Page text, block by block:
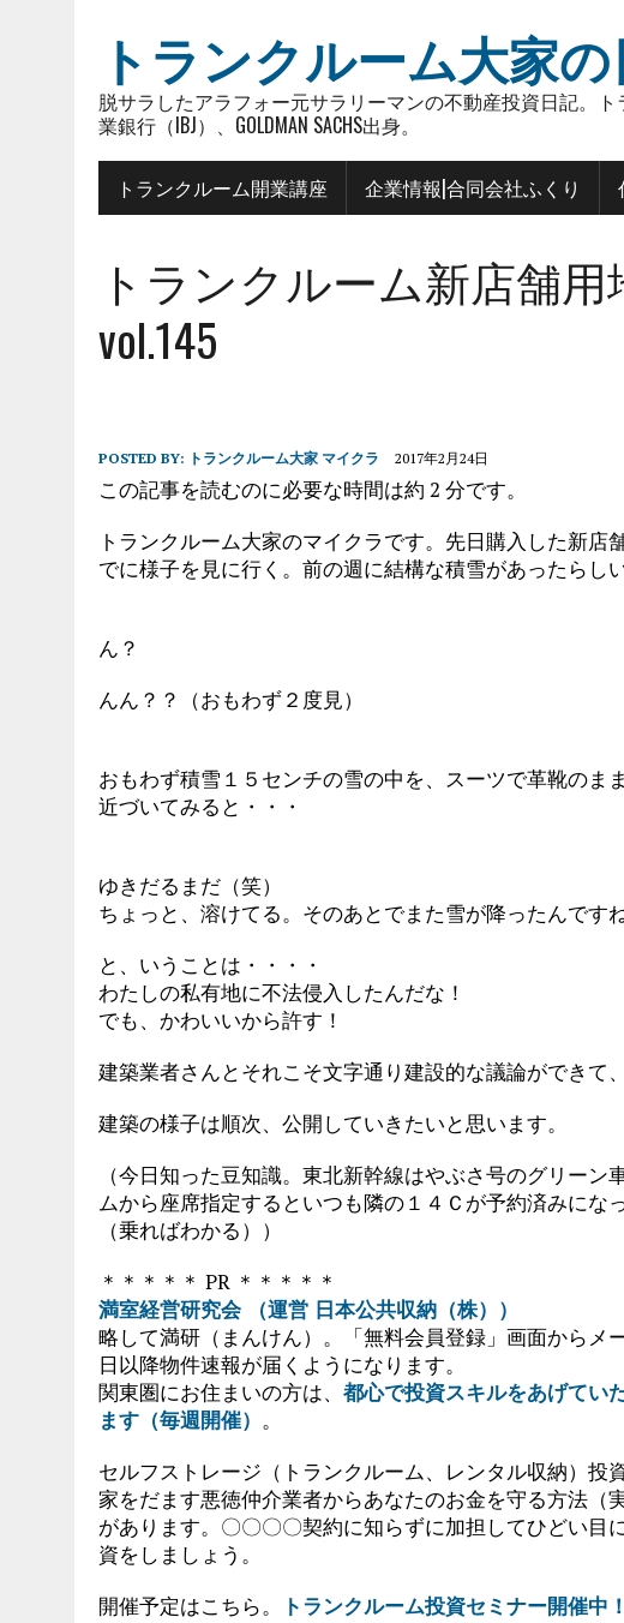
トランクルーム大家
脱サラしたアラフォー元サラリーマンの不動産投資日記。
業銀行（IBJ）、GOLDMAN SACHS出身。
トランクルーム開業講座 企業情報|合同会社ふくり
トランクルーム新店舗用
vol.145
POSTED BY: トランクルーム大家 マイクラ 2017年2月24日
この記事を読むのに必要な時間は約 2 分です。
トランクルーム大家のマイクラです。先日購入した新
でに様子を見に行く。前の週に結構な積雪があったらし
ん？
んん？？（おもわず２度見）
おもわず積雪１５センチの雪の中を、スーツで革靴のま
近づいてみると・・・
ゆきだるまだ（笑）
ちょっと、溶けてる。そのあとでまた雪が降ったんですね
と、いうことは・・・・
わたしの私有地に不法侵入したんだな！
でも、かわいいから許す！
建築業者さんとそれこそ文字通り建設的な議論ができて
建築の様子は順次、公開していきたいと思います。
（今日知った豆知識。東北新幹線はやぶさ号のグリー
ムから座席指定するといつも隣の１４Ｃが予約済みにな
（乗ればわかる））
＊＊＊＊＊ PR ＊＊＊＊＊
満室経営研究会 （運営 日本公共収納（株））
略して満研（まんけん）。「無料会員登録」画面からメ
日以降物件速報が届くようになります。
関東圏にお住まいの方は、 都心で投資スキルをあげてい
ます（毎週開催） 。
セルフストレージ（トランクルーム、レンタル収納）投
家をだます悪徳仲介業者からあなたのお金を守る方法（
があります。〇〇〇〇契約に知らずに加担してひどい目
資をしましょう。
開催予定はこちら。
トランクルーム投資セミナー開催中